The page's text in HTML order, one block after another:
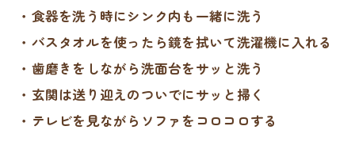
・食器を洗う時にシンク内も一緒に洗う
・バスタオルを使ったら鏡を拭いて洗濯機に入れる
・歯磨きをしながら洗面台をサッと洗う
・玄関は送り迎えのついでにサッと掃く
・テレビを見ながらソファをコロコロする